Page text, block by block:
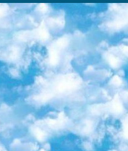
вариантов выбрано 2 варианта; 2 выбранных варианта экзамена анонсированы на официальном сайте министерства и все выпускники по всей стране на основе этих вариантов проводит итоговую государственную аттестацию. 6. Государственное образование учащихся средних общеобразовательных учреждений. знания в соответствии с квалификационными требованиями, которые необходимо приобрести на основании стандартов итоговый (выпускной) контроль для 9 и 11 классов в целях тестирования Экзамены (далее – экзамены) состоят из предметов, перечисленных в приложении 1. будет сделано. 7. Экзамены пройдут с 26 мая по 15 июня 2024 г. (кроме науки физического воспитания). 8. Физическая для учащихся 9 классов общесредних образовательных учреждений. Экзамены по предмету «Образование, квалификация медицина» 1-6 мая 2024 года. сотрудники перевести под присмотр (с отклонениями в физическом или умственном развитии) специализированная школа для детей, школы-интернаты и со сколиозом школы-интернаты санаторного типа для больных детей исключены). 9. Он был слепым, слабовидящим и имел нарушения опорно-двигательного аппарата. экзамены в специализированных школах и интернатах для детей должны проводиться исходя из требований, предъявляемых к общеобразовательным учреждениям (физкультура кроме науки). 10. Специализированная школа для глухих и слабослышащих детей. и экзамены в интернатах и быть реализован в виде письменного теста по математике. 11. Специальность для умственно отсталых детей. Для 9 класса Родной язык и литературное письмо Государственный язык (язык обучения – узбекский). для неклассов) написано Математическое письмо Письменная/устная история Узбекистана Физическое воспитание практично Итоговый контроль Для 11 класса Написание родного языка и литературы (эссе) Математическое письмо Узбекский язык (обучение на узбекском языке) не посещающее общее среднее образование для учреждений)/Образовательное учреждение выбор письменный и устный Иностранный язык письменный/устный Письменная/устная история Узбекистана *По выбору студента:  Химия  Физика  Основы государственного права  География 10 бесплатных образовательных ресурсов - Мы составили подборку онлайн-проектов с интерактивными упражнениями, видеолекциями и статьями. Они помогут вам обрести новые и освежить старые знания бесплатно. 1. «ИНТУИТ» Старейшая образовательная площадка Рунета. Здесь вы найдёте сотни текстовых и видеокурсов на десятки различных тем — от программирования до психологии. Многие курсы подготовлены российскими